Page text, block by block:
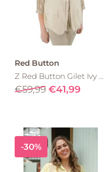
Red Button
Z Red Button Gilet Ivy Ritsluiting Pearl
€59,99 €41,99
-30%